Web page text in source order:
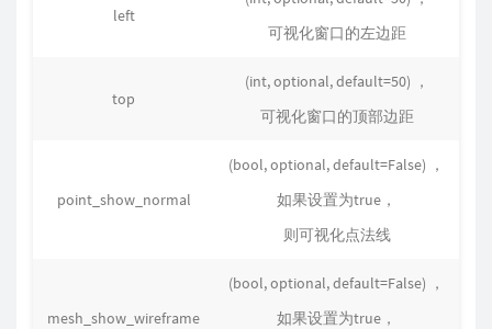
left
可视化窗口的左边距
top
(int, optional, default=50) ，
可视化窗口的顶部边距
point_show_normal
(bool, optional, default=False) ，
如果设置为true，
则可视化点法线
mesh_show_wireframe
(bool, optional, default=False) ，
如果设置为true，